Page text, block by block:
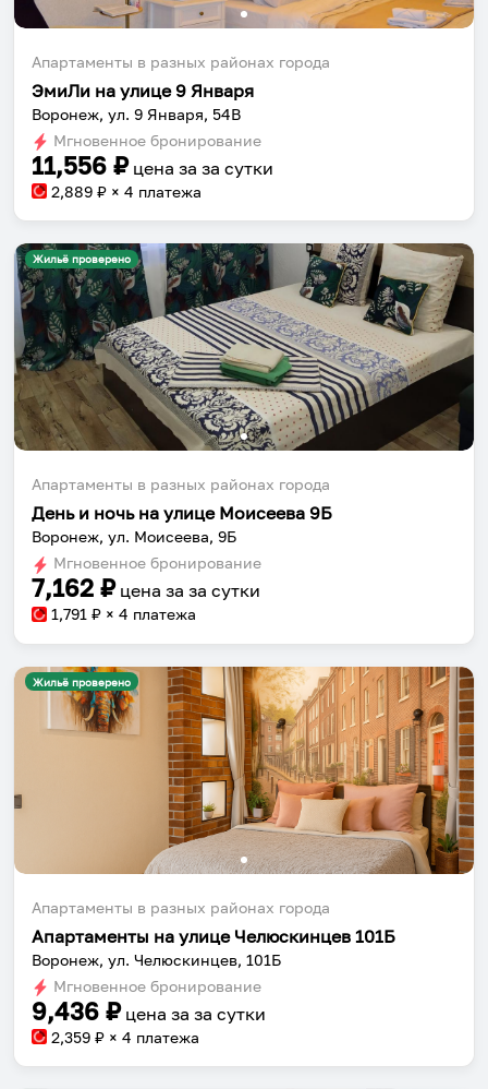
Апартаменты в разных районах города
ЭмиЛи на улице 9 Января
Воронеж, ул. 9 Января, 54В
Мгновенное бронирование
11,556 ₽ цена за за сутки
2,889 ₽ × 4 платежа
Жильё проверено
Апартаменты в разных районах города
День и ночь на улице Моисеева 9Б
Воронеж, ул. Моисеева, 9Б
Мгновенное бронирование
7,162 ₽ цена за за сутки
1,791 ₽ × 4 платежа
Жильё проверено
Апартаменты в разных районах города
Апартаменты на улице Челюскинцев 101Б
Воронеж, ул. Челюскинцев, 101Б
Мгновенное бронирование
9,436 ₽ цена за за сутки
2,359 ₽ × 4 платежа